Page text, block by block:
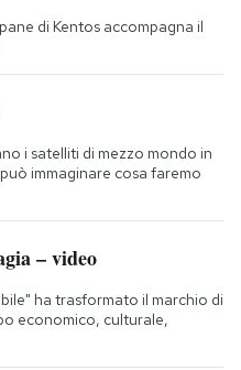
di Kentos accompagna il
i satelliti di mezzo mondo in
immaginare cosa faremo
– video
ha trasformato il marchio di
economico, culturale,